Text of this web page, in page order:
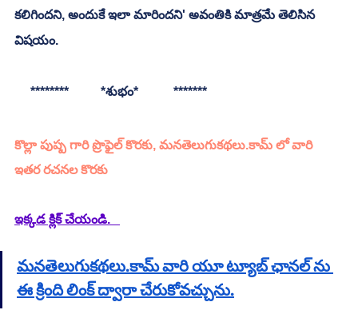
కలిగిందని, అందుకే ఇలా మారిందని' అవంతికి మాత్రమే తెలిసిన
విషయం.
     ********          *శుభం*           *******
కొల్లా పుష్ప గారి ప్రొఫైల్ కొరకు, మనతెలుగుకథలు.కామ్ లో వారి
ఇతర రచనల కొరకు
ఇక్కడ క్లిక్ చేయండి.
మనతెలుగుకథలు.కామ్ వారి యూ ట్యూబ్ ఛానల్ ను
ఈ క్రింది లింక్ ద్వారా చేరుకోవచ్చును.